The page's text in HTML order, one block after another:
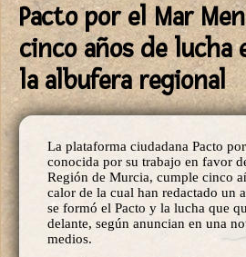
Pacto por el Mar
cinco años de lucha
la albufera regional
La plataforma ciudadana Pacto
conocida por su trabajo en favor
Región de Murcia, cumple cinco
calor de la cual han redactado un
se formó el Pacto y la lucha que
delante, según anuncian en una
medios.